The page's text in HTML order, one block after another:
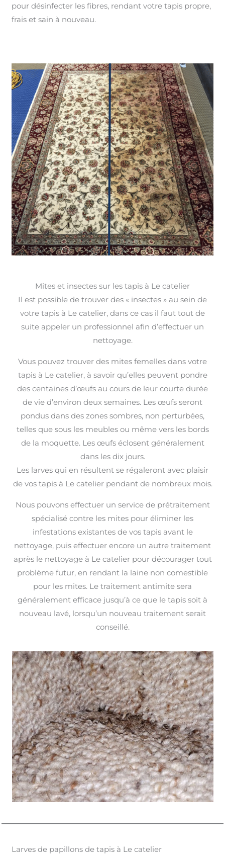
pour désinfecter les fibres, rendant votre tapis propre,
frais et sain à nouveau.
Mites et insectes sur les tapis à Le catelier
Il est possible de trouver des « insectes » au sein de
votre tapis à Le catelier, dans ce cas il faut tout de
suite appeler un professionnel afin d’effectuer un
nettoyage.
Vous pouvez trouver des mites femelles dans votre
tapis à Le catelier, à savoir qu’elles peuvent pondre
des centaines d’œufs au cours de leur courte durée
de vie d’environ deux semaines. Les œufs seront
pondus dans des zones sombres, non perturbées,
telles que sous les meubles ou même vers les bords
de la moquette. Les œufs éclosent généralement
dans les dix jours.
Les larves qui en résultent se régaleront avec plaisir
de vos tapis à Le catelier pendant de nombreux mois.
Nous pouvons effectuer un service de prétraitement
spécialisé contre les mites pour éliminer les
infestations existantes de vos tapis avant le
nettoyage, puis effectuer encore un autre traitement
après le nettoyage à Le catelier pour décourager tout
problème futur, en rendant la laine non comestible
pour les mites. Le traitement antimite sera
généralement efficace jusqu’à ce que le tapis soit à
nouveau lavé, lorsqu’un nouveau traitement serait
conseillé.
Larves de papillons de tapis à Le catelier